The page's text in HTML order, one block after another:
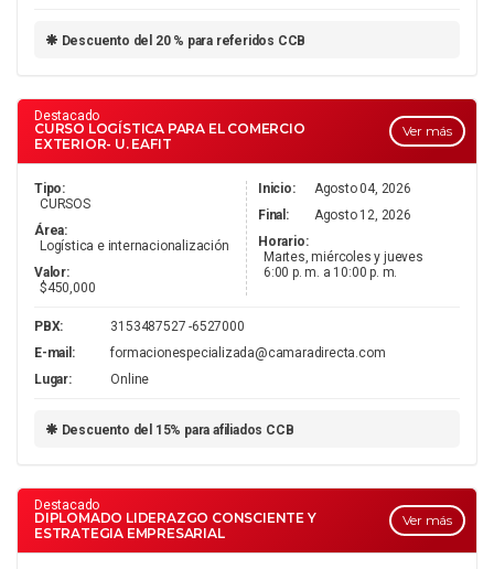
Descuento del 20 % para referidos CCB
Ver más
Destacado
CURSO LOGÍSTICA PARA EL COMERCIO
EXTERIOR- U. EAFIT
Tipo:
CURSOS
Área:
Logística e internacionalización
Valor:
$450,000
Inicio:
Agosto 04, 2026
Final:
Agosto 12, 2026
Horario:
Martes, miércoles y jueves
6:00 p. m. a 10:00 p. m.
PBX:
3153487527 -6527000
E-mail:
formacionespecializada@camaradirecta.com
Lugar:
Online
Descuento del 15% para afiliados CCB
Ver más
Destacado
DIPLOMADO LIDERAZGO CONSCIENTE Y
ESTRATEGIA EMPRESARIAL